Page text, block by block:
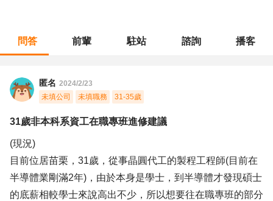
問答 前輩 駐站 諮詢 播客
匿名 2024/2/23
未填公司
未填職務 31-35歲
31歲非本科系資工在職專班進修建議
(現況)
目前位居苗栗，31歲，從事晶圓代工的製程工程師(目前在
半導體業剛滿2年)，由於本身是學士，到半導體才發現碩士
的底薪相較學士來說高出不少，所以想要往在職專班的部分